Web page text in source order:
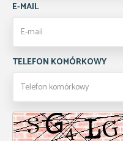
E-MAIL
TELEFON KOMÓRKOWY